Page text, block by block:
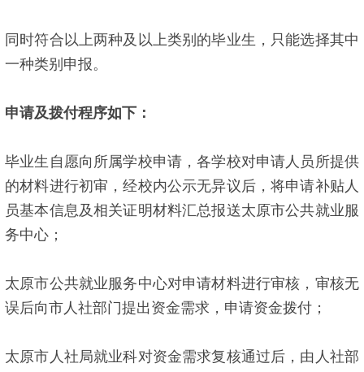
同时符合以上两种及以上类别的毕业生，只能选择其中
一种类别申报。
申请及拨付程序如下：
毕业生自愿向所属学校申请，各学校对申请人员所提供
的材料进行初审，经校内公示无异议后，将申请补贴人
员基本信息及相关证明材料汇总报送太原市公共就业服
务中心；
太原市公共就业服务中心对申请材料进行审核，审核无
误后向市人社部门提出资金需求，申请资金拨付；
太原市人社局就业科对资金需求复核通过后，由人社部